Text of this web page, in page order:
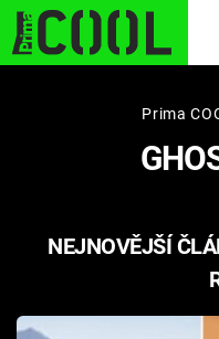
STARHOUSE
PLNEJ KOTEL
Prima
NEJNOVĚJŠÍ